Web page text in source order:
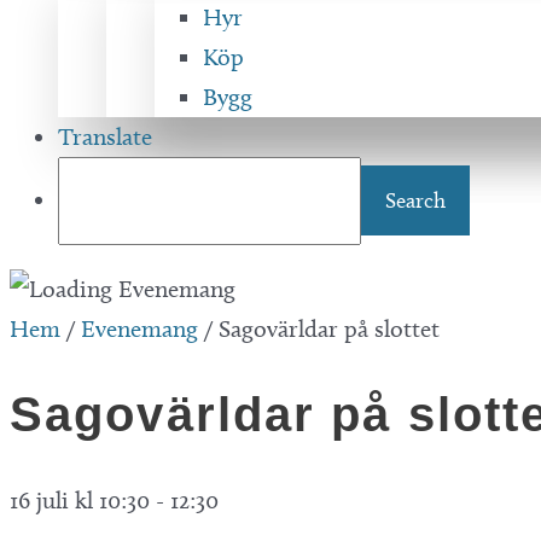
Hyr
Köp
Bygg
Translate
Hem /Evenemang / Sagovärldar på slottet
Sagovärldar på
16 juli kl 10:30 - 12:30